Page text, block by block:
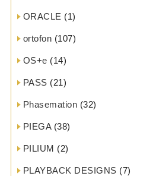
ORACLE (1)
ortofon (107)
OS+e (14)
PASS (21)
Phasemation (32)
PIEGA(38)
PILIUM (2)
PLAYBACK DESIGNS (7)